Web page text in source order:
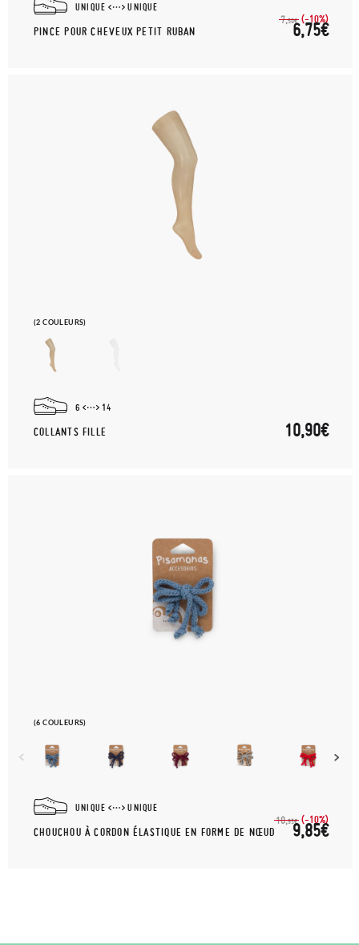
UNIQUE UNIQUE
PINCE POUR CHEVEUX PETIT RUBAN
7,50€ (-10%)
6,75€
(2 COULEURS)
6 14
COLLANTS FILLE 10,90€
(6 COULEURS)
UNIQUE UNIQUE
CHOUCHOU À CORDON ÉLASTIQUE EN FORME DE NŒUD
10,95€ (-10%)
9,85€